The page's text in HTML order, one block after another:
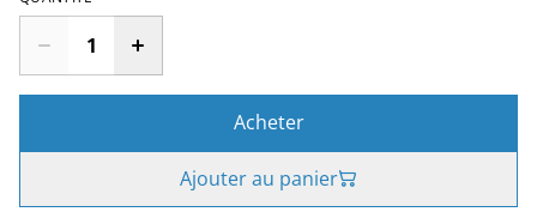
Acheter
Ajouter au panier